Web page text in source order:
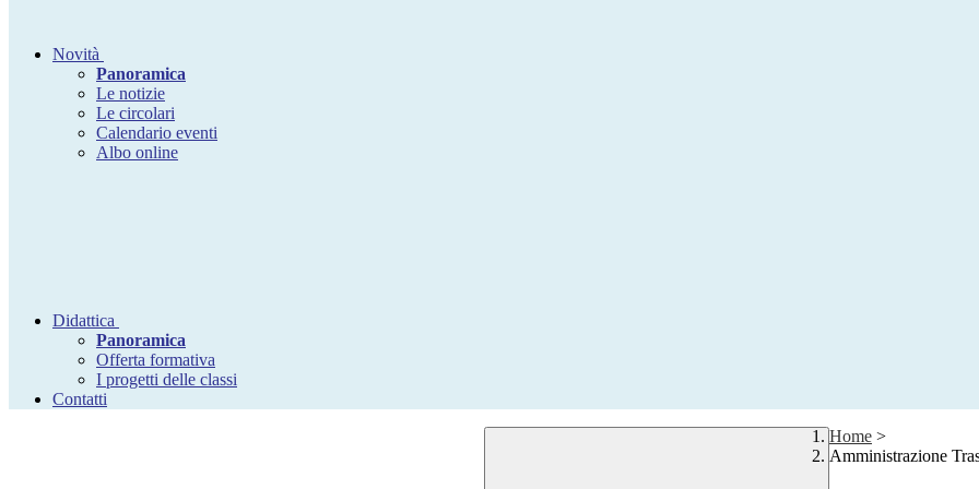
Novità
Panoramica
Le notizie
Le circolari
Calendario eventi
Albo online
Didattica
Panoramica
Offerta formativa
I progetti delle classi
Contatti
Home >
Amministrazione